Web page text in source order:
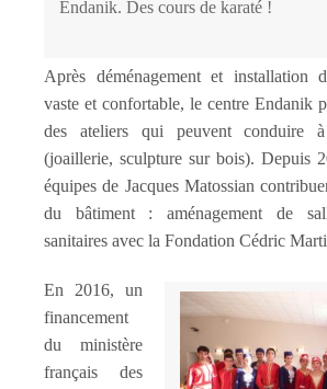
Endanik. Des cours de karaté !
Après déménagement et installation
vaste et confortable, le centre Endanik
des ateliers qui peuvent conduire
(joaillerie, sculpture sur bois). Depuis
équipes de Jacques Matossian
du bâtiment : aménagement de
sanitaires avec la Fondation Cédric
En 2016, un
financement
du ministère
français des